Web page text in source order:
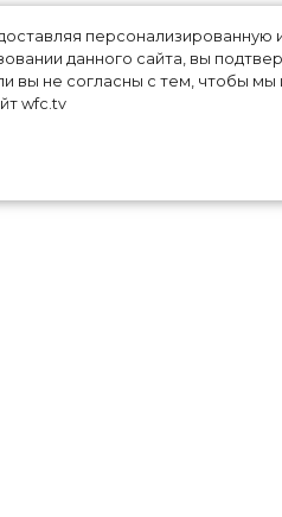
персонализированную
данного сайта, вы
вы не согласны с тем, чтобы мы
wfc.tv